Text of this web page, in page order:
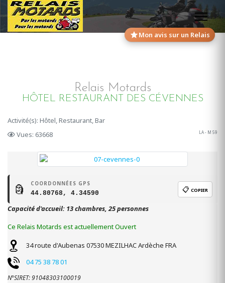
Mon avis sur un Relais
Relais Motards
HÔTEL RESTAURANT DES CÉVENNES
Activité(s): Hôtel, Restaurant, Bar
Vues: 63668
LA - M 59
🗿 COORDONNÉES GPS
44.80768, 4.34590 📋 COPIER
Capacité d'accueil: 13 chambres, 25 personnes
Ce Relais Motards est actuellement Ouvert
34 route d'Aubenas 07530MEZILHACArdèche FRA
04 75 38 78 01
N°SIRET: 91048303100019